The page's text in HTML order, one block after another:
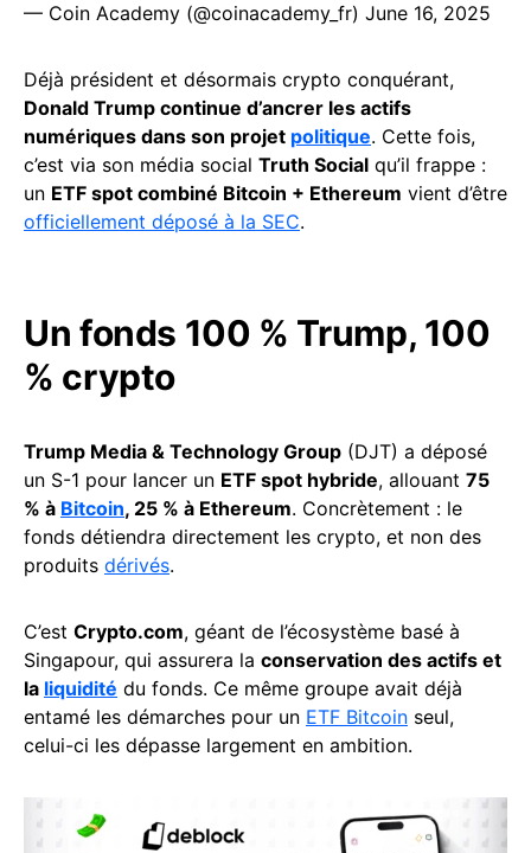
— Coin Academy (@coinacademy_fr) June 16, 2025
Déjà président et désormais crypto conquérant,
Donald Trump continue d’ancrer les actifs
numériques dans son projet politique. Cette fois,
c’est via son média social Truth Social qu’il frappe :
un ETF spot combiné Bitcoin + Ethereum vient d’être
officiellement déposé à la SEC.
Un fonds 100 % Trump, 100
% crypto
Trump Media & Technology Group (DJT) a déposé
un S-1 pour lancer un ETF spot hybride, allouant 75
% à Bitcoin, 25 % à Ethereum. Concrètement : le
fonds détiendra directement les crypto, et non des
produits dérivés.
C’est Crypto.com, géant de l’écosystème basé à
Singapour, qui assurera la conservation des actifs et
la liquidité du fonds. Ce même groupe avait déjà
entamé les démarches pour un ETF Bitcoin seul,
celui-ci les dépasse largement en ambition.